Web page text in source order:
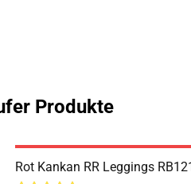
Produkte
Rot Kankan RR Leggings